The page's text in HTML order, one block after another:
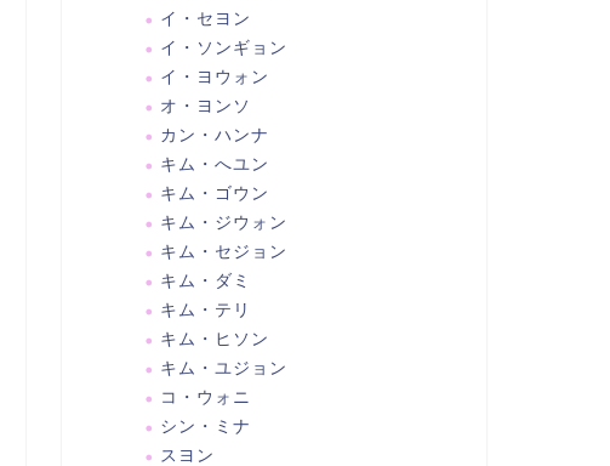
イ・セヨン
イ・ソンギョン
イ・ヨウォン
オ・ヨンソ
カン・ハンナ
キム・へユン
キム・ゴウン
キム・ジウォン
キム・セジョン
キム・ダミ
キム・テリ
キム・ヒソン
キム・ユジョン
コ・ウォニ
シン・ミナ
スヨン